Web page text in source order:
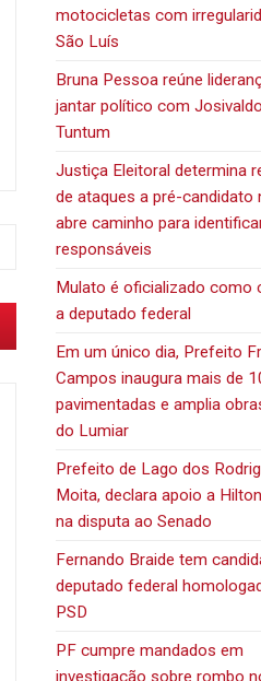
motocicletas com
São Luís
Bruna Pessoa reúne
jantar político com
Tuntum
Justiça Eleitoral determina
de ataques a pré-candidato
abre caminho para
responsáveis
Mulato é oficializado como
a deputado federal
Em um único dia, Prefeito
Campos inaugura mais de
pavimentadas e amplia
do Lumiar
Prefeito de Lago dos
Moita, declara apoio a
na disputa ao Senado
Fernando Braide tem
deputado federal
PSD
PF cumpre mandados em
investigação sobre rombo